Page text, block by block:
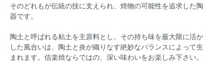
そのどれもが伝統の技に支えられ、焼物の可能性を追求した陶
器です。
陶土と呼ばれる粘土を主原料とし、その持ち味を最大限に活か
した風合いは、陶土と炎が織りなす絶妙なバランスによって生
まれます。信楽焼ならではの、深い味わいをお楽しみ下さい。